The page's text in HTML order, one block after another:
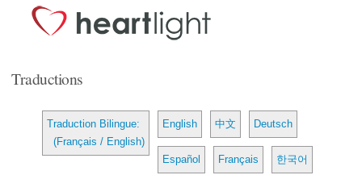
Traductions
Traduction Bilingue:
(Français / English)
English 中文 Deutsch
Español Français 한국어